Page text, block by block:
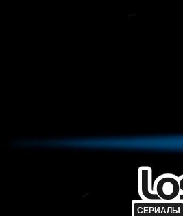
СЕРИАЛЫ